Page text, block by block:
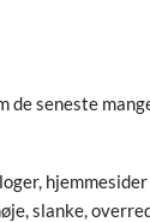
seneste
slanke,